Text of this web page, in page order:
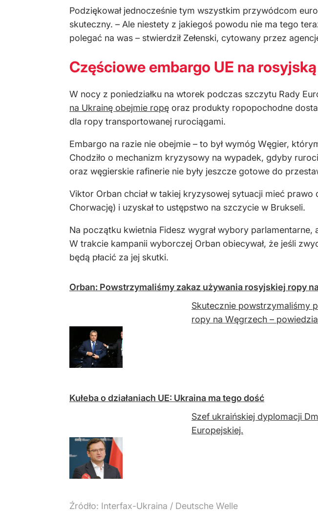
Podziękował jednocześnie tym wszystkim przywódcom
skuteczny. – Ale niestety z jakiegoś powodu nie ma tego
polegać na was – stwierdził Zełenski, cytowany przez
Częściowe embargo UE na
W nocy z poniedziałku na wtorek podczas szczytu Rady
na Ukrainę obejmie ropę oraz produkty ropopochodne
dla ropy transportowanej rurociągami.
Embargo na razie nie obejmie – to był wymóg Węgier,
Chodziło o mechanizm kryzysowy na wypadek, gdyby
oraz węgierskie rafinerie nie były jeszcze gotowe do
Viktor Orban chciał w takiej kryzysowej sytuacji mieć
Chorwację) i uzyskał to ustępstwo na szczycie w Brukseli.
Na początku kwietnia Fidesz wygrał wybory
W trakcie kampanii wyborczej Orban obiecywał, że jeśli
będą płacić za jej skutki.
Orban: Powstrzymaliśmy zakaz używania rosyjskiej ropy
Skutecznie powstrzymaliśmy
ropy na Węgrzech –
Kułeba o działaniach UE: Ukraina ma tego dość
Szef ukraińskiej dyplomacji
Europejskiej.
Źródło: Interfax-Ukraina / Deutsche Welle